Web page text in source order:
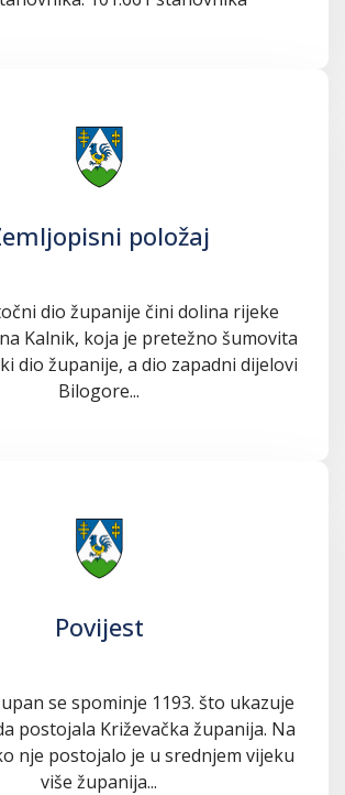
položaj
dio županije čini dolina rijeke
Kalnik, koja je pretežno šumovita
dio županije, a dio zapadni dijelovi
Bilogore...
Povijest
se spominje 1193. što ukazuje
postojala Križevačka županija. Na
nje postojalo je u srednjem vijeku
više županija...